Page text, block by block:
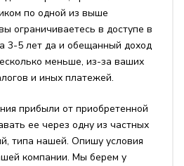
по одной из выше
ограничиваетесь в доступе в
3-5 лет да и обещанный доход
меньше, из-за ваших
и иных платежей.
прибыли от приобретенной
ее через одну из частных
типа нашей. Опишу условия
компании. Мы берем у